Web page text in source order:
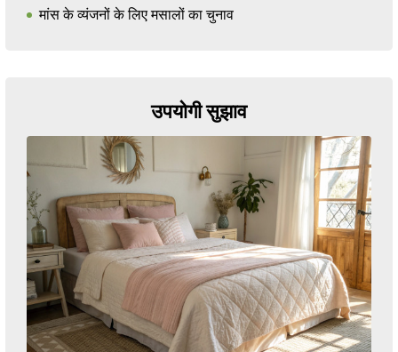
मांस के व्यंजनों के लिए मसालों का चुनाव
उपयोगी सुझाव